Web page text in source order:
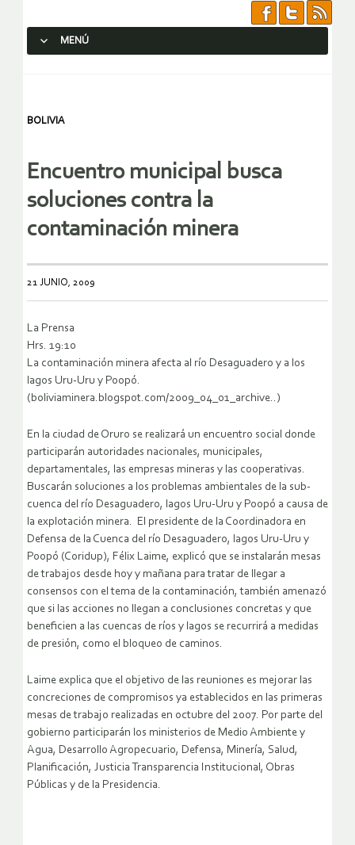
MENÚ
BOLIVIA
Encuentro municipal busca
soluciones contra la
contaminación minera
21 JUNIO, 2009
La Prensa
Hrs. 19:10
La contaminación minera afecta al río Desaguadero y a los
lagos Uru-Uru y Poopó.
(boliviaminera.blogspot.com/2009_04_01_archive..)
En la ciudad de Oruro se realizará un encuentro social donde
participarán autoridades nacionales, municipales,
departamentales, las empresas mineras y las cooperativas.
Buscarán soluciones a los problemas ambientales de la sub-
cuenca del río Desaguadero, lagos Uru-Uru y Poopó a causa de
la explotación minera. El presidente de la Coordinadora en
Defensa de la Cuenca del río Desaguadero, lagos Uru-Uru y
Poopó (Coridup), Félix Laime, explicó que se instalarán mesas
de trabajos desde hoy y mañana para tratar de llegar a
consensos con el tema de la contaminación, también amenazó
que si las acciones no llegan a conclusiones concretas y que
beneficien a las cuencas de ríos y lagos se recurrirá a medidas
de presión, como el bloqueo de caminos.
Laime explica que el objetivo de las reuniones es mejorar las
concreciones de compromisos ya establecidos en las primeras
mesas de trabajo realizadas en octubre del 2007. Por parte del
gobierno participarán los ministerios de Medio Ambiente y
Agua, Desarrollo Agropecuario, Defensa, Minería, Salud,
Planificación, Justicia Transparencia Institucional, Obras
Públicas y de la Presidencia.